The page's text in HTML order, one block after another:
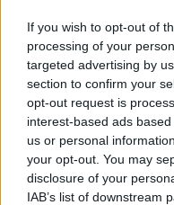
If you wish to opt-out of
processing of your
targeted advertising by
section to confirm your
opt-out request is
interest-based ads
us or personal
your opt-out. You may
disclosure of your
IAB’s list of downstream
minute până la zona de
Puteți susține
AICI.Vă mulțumim!
CITIȚI ȘI: